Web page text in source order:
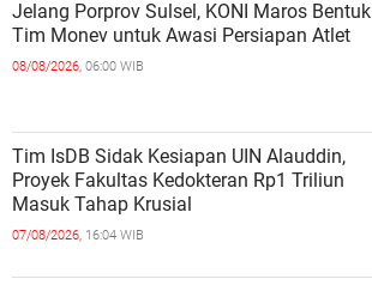
Jelang Porprov Sulsel, KONI Maros Bentuk
Tim Monev untuk Awasi Persiapan Atlet
08/08/2026, 06:00 WIB
Tim IsDB Sidak Kesiapan UIN Alauddin,
Proyek Fakultas Kedokteran Rp1 Triliun
Masuk Tahap Krusial
07/08/2026, 16:04 WIB